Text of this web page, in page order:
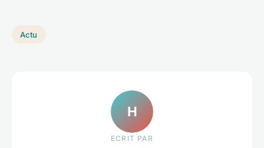
Actu
H
ECRIT PAR